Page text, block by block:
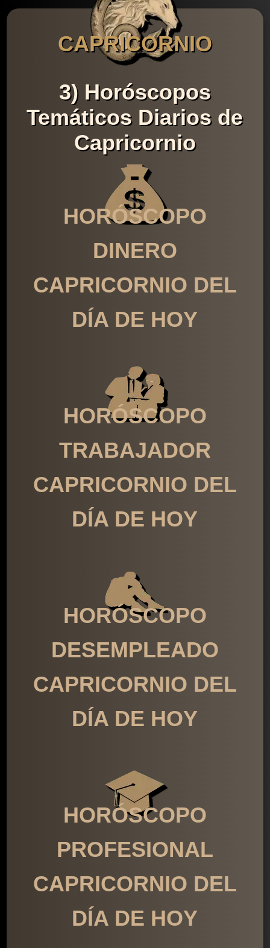
CAPRICORNIO
3) Horóscopos
Temáticos Diarios de
Capricornio
HORÓSCOPO
DINERO
CAPRICORNIO DEL
DÍA DE HOY
HORÓSCOPO
TRABAJADOR
CAPRICORNIO DEL
DÍA DE HOY
HORÓSCOPO
DESEMPLEADO
CAPRICORNIO DEL
DÍA DE HOY
HORÓSCOPO
PROFESIONAL
CAPRICORNIO DEL
DÍA DE HOY